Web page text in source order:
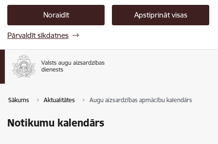
Noraidīt Apstiprināt visas
Pārvaldīt sīkdatnes
Sākums Aktualitātes Augu aizsardzības apmācību kalendārs
Notikumu kalendārs